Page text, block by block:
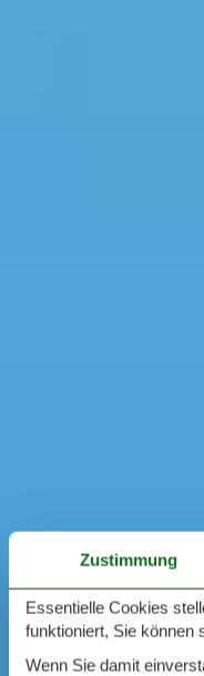
Zustimmung
Essentielle Cookies
funktioniert, Sie können
Wenn Sie damit